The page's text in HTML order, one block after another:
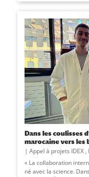
Dans les coulisses
marocaine vers les
Appel à projets IDEX ,
« La collaboration
né avec la science.